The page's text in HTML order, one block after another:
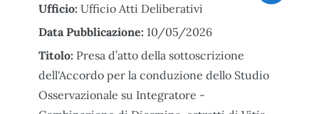
Ufficio: Ufficio Atti Deliberativi
Data Pubblicazione: 10/05/2026
Titolo: Presa d’atto della sottoscrizione
dell'Accordo per la conduzione dello Studio
Osservazionale su Integratore -